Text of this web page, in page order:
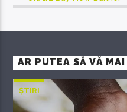
AR PUTEA SĂ VĂ
ȘTIRI